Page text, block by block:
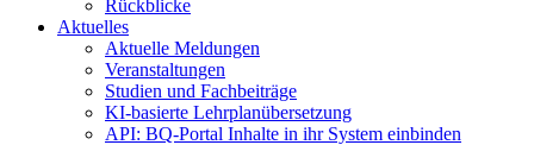
Rückblicke
Aktuelles
Aktuelle Meldungen
Veranstaltungen
Studien und Fachbeiträge
KI-basierte Lehrplanübersetzung
API: BQ-Portal Inhalte in ihr System einbinden